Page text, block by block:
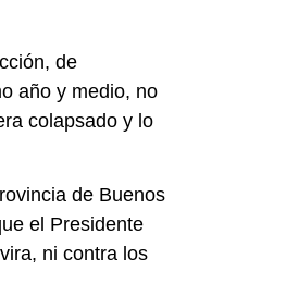
de
año y medio, no
colapsado y lo
de Buenos
el Presidente
ni contra los